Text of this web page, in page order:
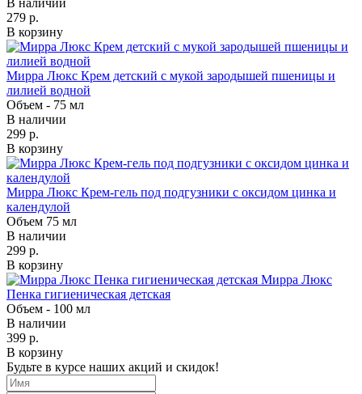
279 р.
В корзину
Мирра Люкс Крем детский с мукой зародышей пшеницы и
лилией водной
Объем - 75 мл
В наличии
299 р.
В корзину
Мирра Люкс Крем-гель под подгузники с оксидом цинка и
календулой
Объем 75 мл
В наличии
299 р.
В корзину
Мирра Люкс
Пенка гигиеническая детская
Объем - 100 мл
В наличии
399 р.
В корзину
Будьте в курсе наших акций и скидок!